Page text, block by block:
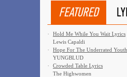
FEATURED
·
Hold Me While You Wait Lyrics
Lewis Capaldi
·
Hope For The Underrated
YUNGBLUD
·
Crowded Table Lyrics
The Highwomen